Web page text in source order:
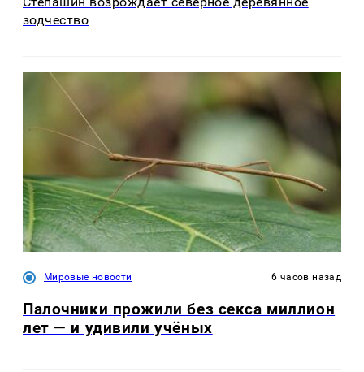
зодчество
Мировые новости 6 часов назад
Палочники прожили без секса миллион
лет — и удивили учёных